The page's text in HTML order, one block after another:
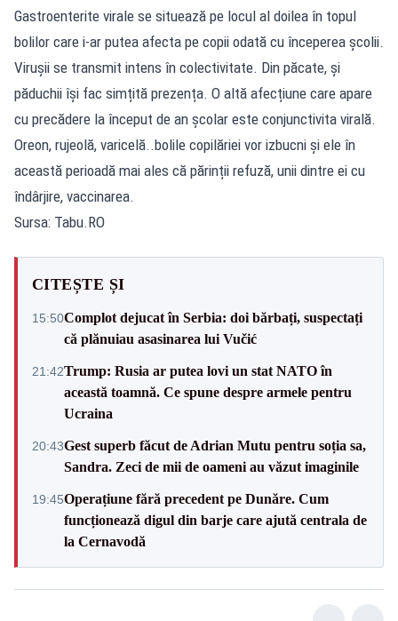
Gastroenterite virale se situează pe locul al doilea în topul
bolilor care i-ar putea afecta pe copii odată cu începerea școlii.
Virușii se transmit intens în colectivitate. Din păcate, și
păduchii își fac simțită prezența. O altă afecțiune care apare
cu precădere la început de an școlar este conjunctivita virală.
Oreon, rujeolă, varicelă..bolile copilăriei vor izbucni și ele în
această perioadă mai ales că părinții refuză, unii dintre ei cu
îndârjire, vaccinarea.
Sursa: Tabu.RO
CITEȘTE ȘI
15:50Complot dejucat în Serbia: doi bărbați, suspectați
că plănuiau asasinarea lui Vučić
21:42Trump: Rusia ar putea lovi un stat NATO în
această toamnă. Ce spune despre armele pentru
Ucraina
20:43Gest superb făcut de Adrian Mutu pentru soția sa,
Sandra. Zeci de mii de oameni au văzut imaginile
19:45Operațiune fără precedent pe Dunăre. Cum
funcționează digul din barje care ajută centrala de
la Cernavodă